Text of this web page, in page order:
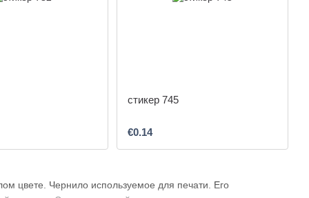
цвете. Чернило используемое для печати. Его
стикер 745
€0.14